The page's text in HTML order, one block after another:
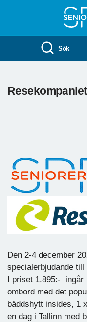
Sök
Den 2-4 december
specialerbjudande till
I priset 1.895:-
ombord med det
bäddshytt insides, 1
en dag i Tallinn med